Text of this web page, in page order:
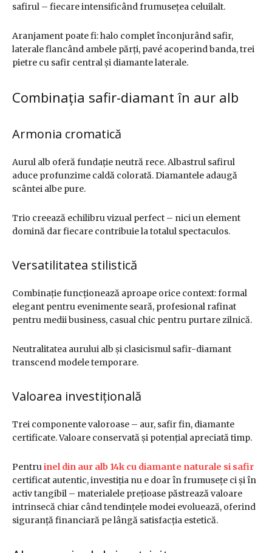
safirul – fiecare intensificând frumusețea celuilalt.
Aranjament poate fi: halo complet înconjurând safir,
laterale flancând ambele părți, pavé acoperind banda, trei
pietre cu safir central și diamante laterale.
Combinația safir-diamant în aur alb
Armonia cromatică
Aurul alb oferă fundație neutră rece. Albastrul safirul
aduce profunzime caldă colorată. Diamantele adaugă
scântei albe pure.
Trio creează echilibru vizual perfect – nici un element
domină dar fiecare contribuie la totalul spectaculos.
Versatilitatea stilistică
Combinație funcționează aproape orice context: formal
elegant pentru evenimente seară, profesional rafinat
pentru medii business, casual chic pentru purtare zilnică.
Neutralitatea aurului alb și clasicismul safir-diamant
transcend modele temporare.
Valoarea investițională
Trei componente valoroase – aur, safir fin, diamante
certificate. Valoare conservată și potențial apreciată timp.
Pentruinel din aur alb 14k cu diamante naturale si safir
certificat autentic, investiția nu e doar în frumusețe ci și în
activ tangibil – materialele prețioase păstrează valoare
intrinsecă chiar când tendințele modei evoluează, oferind
siguranță financiară pe lângă satisfacția estetică.